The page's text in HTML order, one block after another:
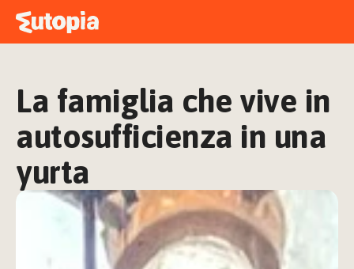
STORIE
FREE TALK
ACCEDI
La famiglia che vive in
autosufficienza in una
yurta